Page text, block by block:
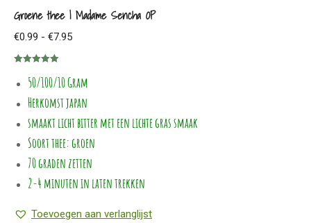
Groene thee | Madame Sencha OP
€0.99 - €7.95Prijsklasse:
€7.95
uit 5
50/100/10 Gram
Herkomst japan
smaakt licht bitter met een lichte gras smaak
Soort thee: groen
70 graden zetten
2-4 minuten in laten trekken
Toevoegen aan verlanglijst